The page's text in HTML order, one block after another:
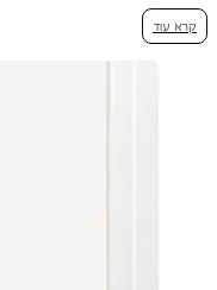
קרא עוד